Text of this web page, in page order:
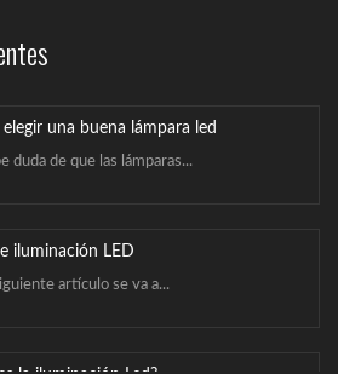
una buena lámpara led
duda de que las lámparas...
iluminación LED
artículo se va a...